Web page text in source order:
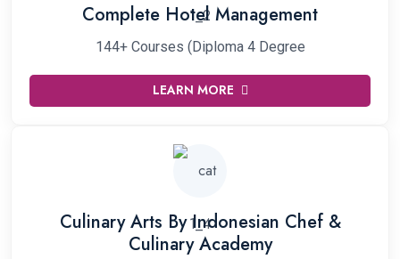
Complete Hotel Management
144+ Courses (Diploma 4 Degree
LEARN MORE
Culinary Arts By Indonesian Chef &
Culinary Academy